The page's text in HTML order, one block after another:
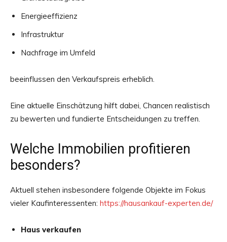
Energieeffizienz
Infrastruktur
Nachfrage im Umfeld
beeinflussen den Verkaufspreis erheblich.
Eine aktuelle Einschätzung hilft dabei, Chancen realistisch
zu bewerten und fundierte Entscheidungen zu treffen.
Welche Immobilien profitieren
besonders?
Aktuell stehen insbesondere folgende Objekte im Fokus
vieler Kaufinteressenten: https://hausankauf-experten.de/
Haus verkaufen